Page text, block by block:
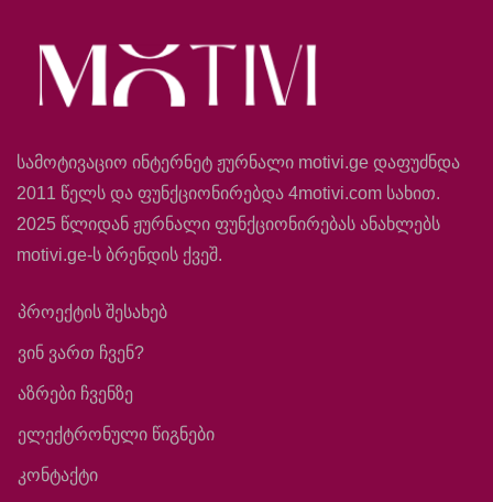
სამოტივაციო ინტერნეტ ჟურნალი motivi.ge დაფუძნდა
2011 წელს და ფუნქციონირებდა 4motivi.com სახით.
2025 წლიდან ჟურნალი ფუნქციონირებას ანახლებს
motivi.ge-ს ბრენდის ქვეშ.
პროექტის შესახებ
ვინ ვართ ჩვენ?
აზრები ჩვენზე
ელექტრონული წიგნები
კონტაქტი